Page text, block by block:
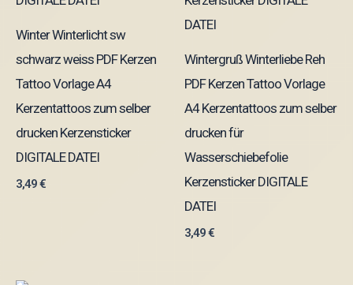
Winter Winterlicht sw
schwarz weiss PDF Kerzen
Tattoo Vorlage A4
Kerzentattoos zum selber
drucken Kerzensticker
DIGITALE DATEI
3,49€
Wintergruß Winterliebe Reh
PDF Kerzen Tattoo Vorlage
A4 Kerzentattoos zum selber
drucken für
Wasserschiebefolie
Kerzensticker DIGITALE
DATEI
3,49€